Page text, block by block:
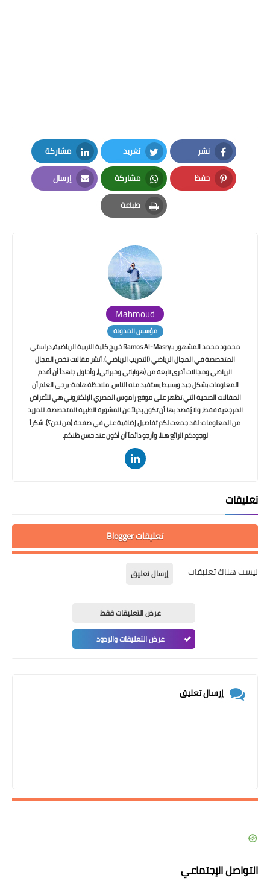
نشر
Facebook
تغريد
Twitter
مشاركة
LinkedIn
حفظ
Pinterest
مشاركة
Whatsapp
إرسال
Email
طباعة
Print
Mahmoud
مؤسس المدونة
محمود محمد المشهور بـRamos Al-Masry خريج كلية التربية الرياضية، دراستي
المتخصصة في المجال الرياضي (التدريب الرياضي). أنشر مقالات تخص المجال
الرياضي ومجالات أخرى نابعة من (هواياتي وخبراتي)، وأحاول جاهداً أن أقدم
المعلومات بشكل جيد وبسيط يستفيد منه الناس. ملاحظة هامة: يرجى العلم أن
المقالات الصحية التي تظهر على موقع راموس المصري الإلكتروني هي للأغراض
المرجعية فقط، ولا يُقصد بها أن تكون بديلاً عن المشورة الطبية المتخصصة. للمزيد
من المعلومات: لقد جمعت لكم تفاصيل إضافية عني في صفحة (من نحن؟). شكراً
لوجودكم الرائع هنا، وأرجو دائماً أن أكون عند حسن ظنكم.
تعليقات
تعليقات Blogger
ليست هناك تعليقات إرسال تعليق
عرض التعليقات فقط
عرض التعليقات والردود
إرسال تعليق
التواصل الإجتماعي